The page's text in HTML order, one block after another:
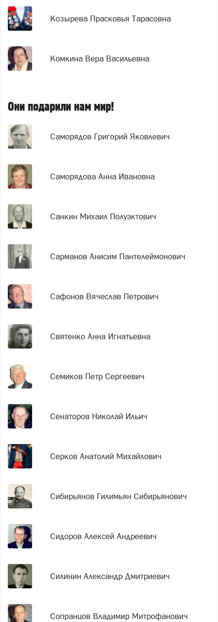
Козырева Прасковья Тарасовна
Комкина Вера Васильевна
Они подарили нам мир!
Саморядов Григорий Яковлевич
Саморядова Анна Ивановна
Санкин Михаил Полуэктович
Сарманов Анисим Пантелеймонович
Сафонов Вячеслав Петрович
Святенко Анна Игнатьевна
Семиков Петр Сергеевич
Сенаторов Николай Ильич
Серков Анатолий Михайлович
Сибирьянов Гилимьян Сибирьянович
Сидоров Алексей Андреевич
Силинин Александр Дмитриевич
Сопранцов Владимир Митрофанович